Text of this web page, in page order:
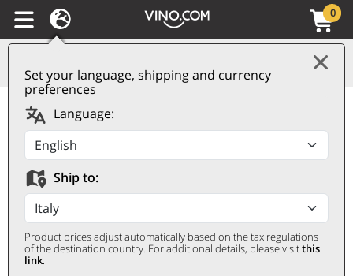
Set your language, shipping and currency
preferences
Language:
Ship to:
Product prices adjust automatically based on the tax regulations
of the destination country. For additional details, please visitthis
link.
0
Salice Salentino
Riserva DOC 50°
Vendemmia 2021
Leone de Castris
LEONE DE CASTRIS
0,75 ℓ